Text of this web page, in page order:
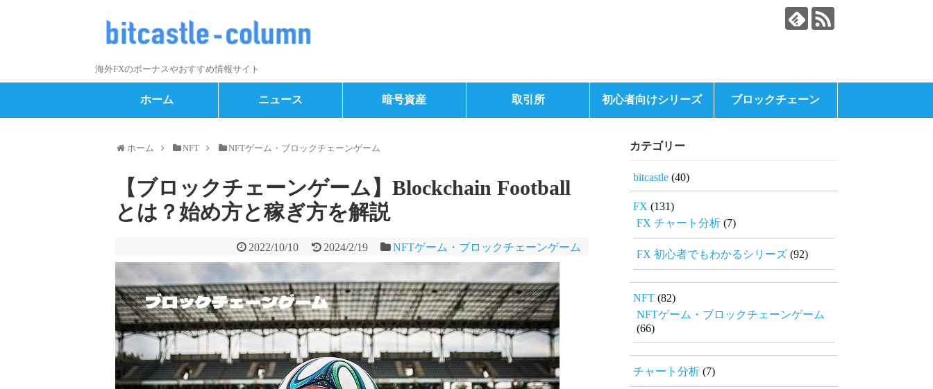
海外FXのボーナスやおすすめ情報サイト
ホーム ニュース 暗号資産 取引所 初心者向けシリーズ ブロックチェーン
ホーム NFT NFTゲーム・ブロックチェーンゲーム
【ブロックチェーンゲーム】Blockchain Football
とは？始め方と稼ぎ方を解説
2022/10/10 2024/2/19 NFTゲーム・ブロックチェーンゲーム
カテゴリー
bitcastle (40)
FX (131)
FX チャート分析 (7)
FX 初心者でもわかるシリーズ (92)
NFT (82)
NFTゲーム・ブロックチェーンゲーム
(66)
チャート分析 (7)